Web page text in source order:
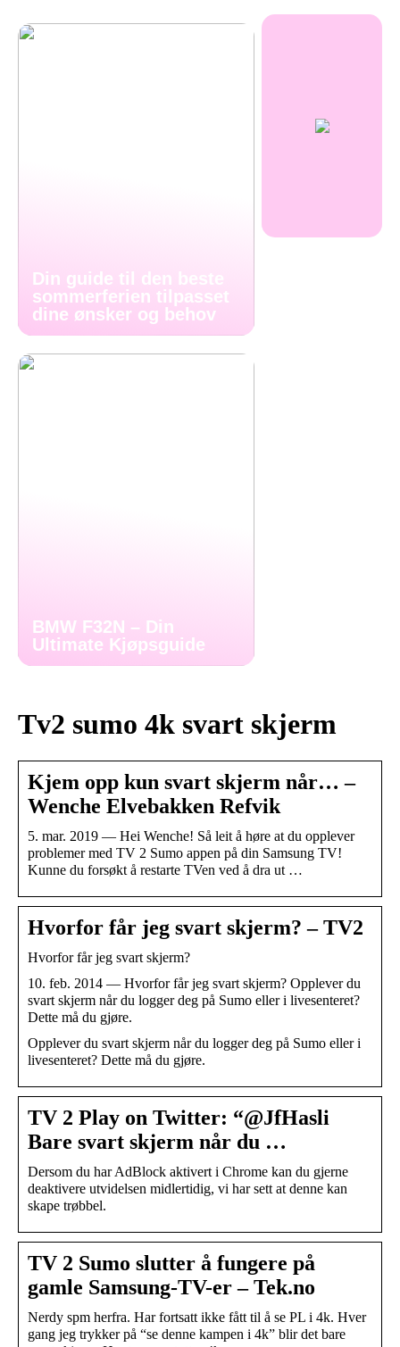
Din guide til den beste
sommerferien tilpasset
dine ønsker og behov
BMW F32N – Din
Ultimate Kjøpsguide
Tv2 sumo 4k svart skjerm
Kjem opp kun svart skjerm når… –
Wenche Elvebakken Refvik
5. mar. 2019 — Hei Wenche! Så leit å høre at du opplever
problemer med TV 2 Sumo appen på din Samsung TV!
Kunne du forsøkt å restarte TVen ved å dra ut …
Hvorfor får jeg svart skjerm? – TV2
Hvorfor får jeg svart skjerm?
10. feb. 2014 — Hvorfor får jeg svart skjerm? Opplever du
svart skjerm når du logger deg på Sumo eller i livesenteret?
Dette må du gjøre.
Opplever du svart skjerm når du logger deg på Sumo eller i
livesenteret? Dette må du gjøre.
TV 2 Play on Twitter: “@JfHasli
Bare svart skjerm når du …
Dersom du har AdBlock aktivert i Chrome kan du gjerne
deaktivere utvidelsen midlertidig, vi har sett at denne kan
skape trøbbel.
TV 2 Sumo slutter å fungere på
gamle Samsung-TV-er – Tek.no
Nerdy spm herfra. Har fortsatt ikke fått til å se PL i 4k. Hver
gang jeg trykker på “se denne kampen i 4k” blir det bare